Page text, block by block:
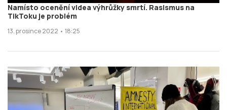
Namísto ocenění videa výhrůžky smrtí. Rasismus na
TikToku je problém
13. prosince 2022 • 18:25